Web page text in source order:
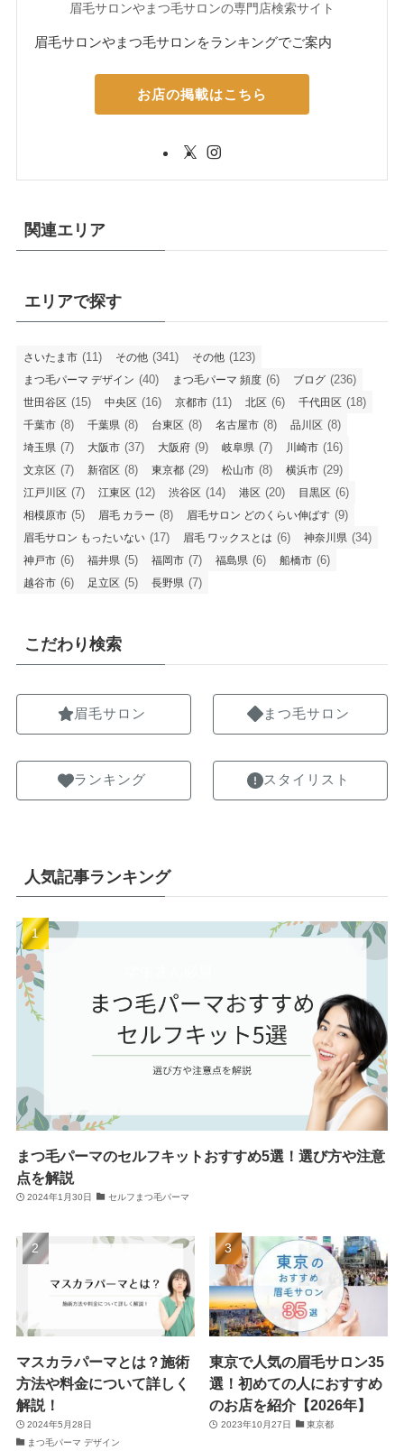
眉毛サロンやまつ毛サロンの専門店検索サイト
眉毛サロンやまつ毛サロンをランキングでご案内
お店の掲載はこちら
関連エリア
エリアで探す
さいたま市 (11) その他 (341) その他 (123)
まつ毛パーマ デザイン (40) まつ毛パーマ 頻度 (6) ブログ (236)
世田谷区 (15) 中央区 (16) 京都市 (11) 北区 (6) 千代田区 (18)
千葉市 (8) 千葉県 (8) 台東区 (8) 名古屋市 (8) 品川区 (8)
埼玉県 (7) 大阪市 (37) 大阪府 (9) 岐阜県 (7) 川崎市 (16)
文京区 (7) 新宿区 (8) 東京都 (29) 松山市 (8) 横浜市 (29)
江戸川区 (7) 江東区 (12) 渋谷区 (14) 港区 (20) 目黒区 (6)
相模原市 (5) 眉毛 カラー (8) 眉毛サロン どのくらい伸ばす (9)
眉毛サロン もったいない (17) 眉毛 ワックスとは (6) 神奈川県 (34)
神戸市 (6) 福井県 (5) 福岡市 (7) 福島県 (6) 船橋市 (6)
越谷市 (6) 足立区 (5) 長野県 (7)
こだわり検索
眉毛サロン
ランキング
まつ毛サロン
スタイリスト
人気記事ランキング
まつ毛パーマのセルフキットおすすめ5選！選び方や注意
点を解説
2024年1月30日 セルフまつ毛パーマ
マスカラパーマとは？施術
方法や料金について詳しく
解説！
2024年5月28日
まつ毛パーマ デザイン
東京で人気の眉毛サロン35
選！初めての人におすすめ
のお店を紹介【2026年】
2023年10月27日 東京都